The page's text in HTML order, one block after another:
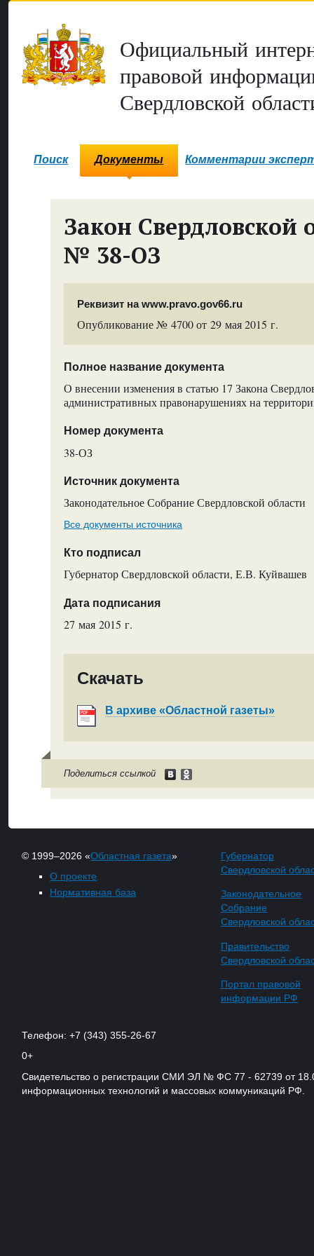
Официальный
правовой
Свердловской
Поиск Документы Комментарии
Закон Свердловской
№ 38-ОЗ
Реквизит на www.pravo.gov66.ru
Опубликование № 4700 от 29 мая 2015 г.
Полное название документа
О внесении изменения в статью 17 Закона
административных правонарушениях на
Номер документа
38-ОЗ
Источник документа
Законодательное Собрание Свердловской области
Все документы источника
Кто подписал
Губернатор Свердловской области, Е.В. Куйвашев
Дата подписания
27 мая 2015 г.
Скачать
В архиве «Областной газеты»
Поделиться ссылкой
© 1999–2026 «Областная газета»
О проекте
Нормативная база
Губернатор
Свердловской
Законодательное
Собрание
Свердловской
Правительство
Свердловской
Портал правовой
информации РФ
Телефон: +7 (343) 355-26-67
0+
Свидетельство о регистрации СМИ ЭЛ № ФС 77 - 62739 от
информационных технологий и массовых коммуникаций РФ.